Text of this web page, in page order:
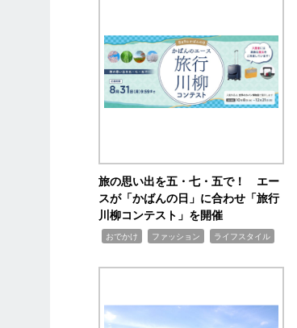
旅の思い出を五・七・五で！ エー
スが「かばんの日」に合わせ「旅行
川柳コンテスト」を開催
おでかけ ファッション ライフスタイル